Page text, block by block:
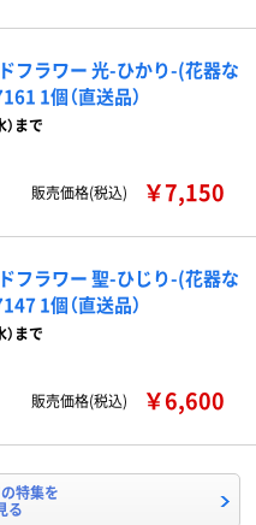
フラワー 光-ひかり-(花器な
1個（直送品）
まで
販売価格(税込) ￥7,150
フラワー 聖-ひじり-(花器な
1個（直送品）
まで
販売価格(税込) ￥6,600
特集を
る